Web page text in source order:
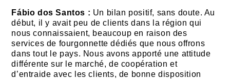
Fábio dos Santos : Un bilan positif, sans doute. Au
début, il y avait peu de clients dans la région qui
nous connaissaient, beaucoup en raison des
services de fourgonnette dédiés que nous offrons
dans tout le pays. Nous avons apporté une attitude
différente sur le marché, de coopération et
d’entraide avec les clients, de bonne disposition